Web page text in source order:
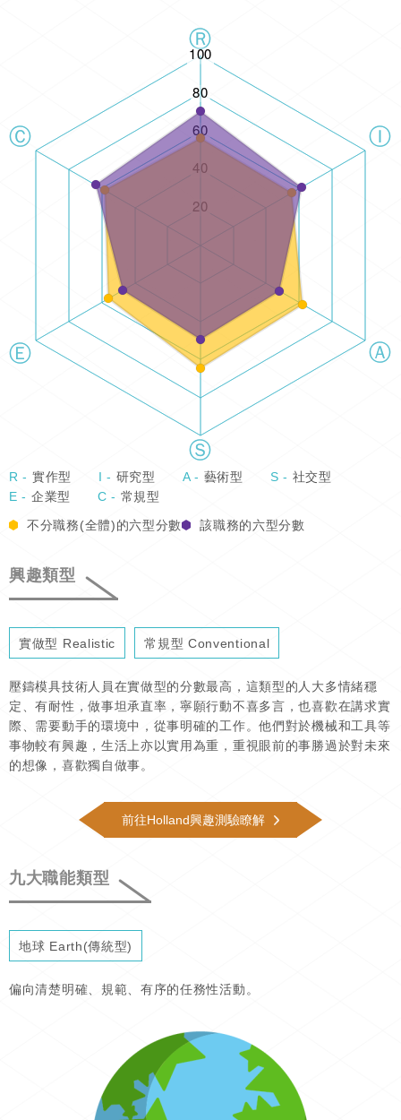
R - 實作型 I - 研究型 A - 藝術型 S - 社交型
E - 企業型 C - 常規型
不分職務(全體)的六型分數
該職務的六型分數
興趣類型
實做型 Realistic 常規型 Conventional
壓鑄模具技術人員在實做型的分數最高，這類型的人大多情緒穩
定、有耐性，做事坦承直率，寧願行動不喜多言，也喜歡在講求實
際、需要動手的環境中，從事明確的工作。他們對於機械和工具等
事物較有興趣，生活上亦以實用為重，重視眼前的事勝過於對未來
的想像，喜歡獨自做事。
前往Holland興趣測驗瞭解
九大職能類型
地球 Earth(傳統型)
偏向清楚明確、規範、有序的任務性活動。